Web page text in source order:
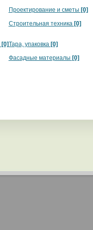
Проектирование и сметы [0]
Строительная техника [0]
[0]Тара, упаковка [0]
Фасадные материалы [0]